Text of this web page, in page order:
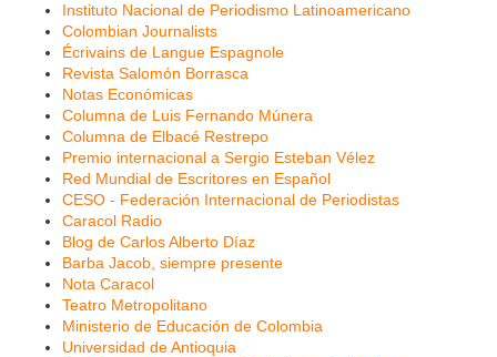
Instituto Nacional de Periodismo Latinoamericano
Colombian Journalists
Écrivains de Langue Espagnole
Revista Salomón Borrasca
Notas Económicas
Columna de Luis Fernando Múnera
Columna de Elbacé Restrepo
Premio internacional a Sergio Esteban Vélez
Red Mundial de Escritores en Español
CESO - Federación Internacional de Periodistas
Caracol Radio
Blog de Carlos Alberto Díaz
Barba Jacob, siempre presente
Nota Caracol
Teatro Metropolitano
Ministerio de Educación de Colombia
Universidad de Antioquia